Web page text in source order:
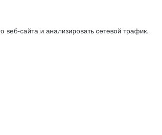
сайта и анализировать сетевой трафик.